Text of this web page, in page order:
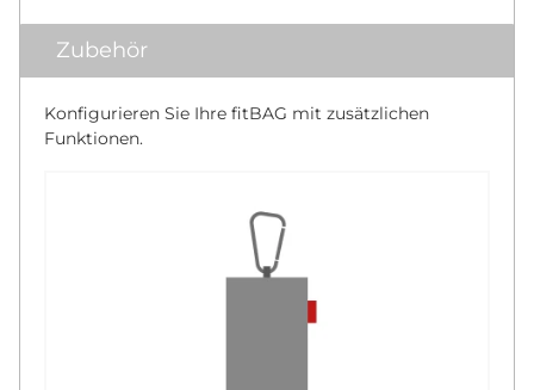
Zubehör
Konfigurieren Sie Ihre fitBAG mit zusätzlichen
Funktionen.